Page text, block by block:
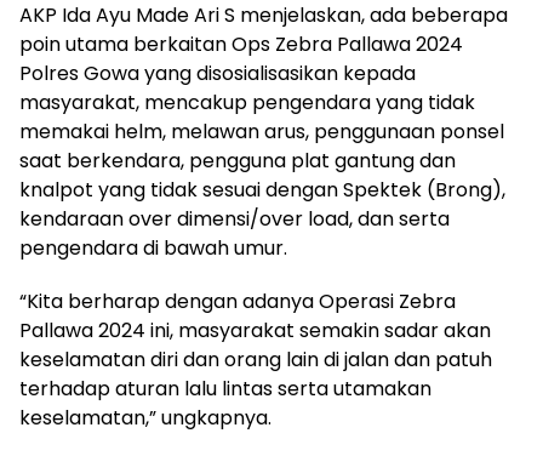
AKP Ida Ayu Made Ari S menjelaskan, ada beberapa
poin utama berkaitan Ops Zebra Pallawa 2024
Polres Gowa yang disosialisasikan kepada
masyarakat, mencakup pengendara yang tidak
memakai helm, melawan arus, penggunaan ponsel
saat berkendara, pengguna plat gantung dan
knalpot yang tidak sesuai dengan Spektek (Brong),
kendaraan over dimensi/over load, dan serta
pengendara di bawah umur.
“Kita berharap dengan adanya Operasi Zebra
Pallawa 2024 ini, masyarakat semakin sadar akan
keselamatan diri dan orang lain di jalan dan patuh
terhadap aturan lalu lintas serta utamakan
keselamatan,” ungkapnya.